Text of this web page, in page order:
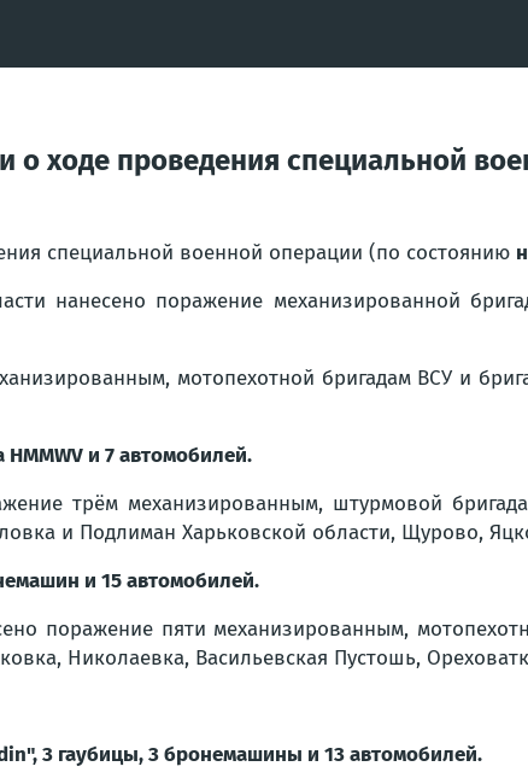
о ходе проведения специальной
специальной военной операции (по состоянию
нанесено поражение механизированной
мотопехотной бригадам ВСУ и
и 7 автомобилей.
трём механизированным, штурмовой
и Подлиман Харьковской области, Щурово,
и 15 автомобилей.
поражение пяти механизированным,
Николаевка, Васильевская Пустошь,
3 гаубицы, 3 бронемашины и 13 автомобилей.